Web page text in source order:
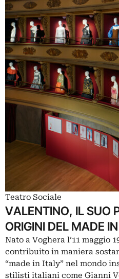
Teatro Sociale
VALENTINO, IL SUO
ORIGINI DEL MADE
Nato a Voghera l’11 maggio
contribuito in maniera
“made in Italy” nel mondo
stilisti italiani come Gianni